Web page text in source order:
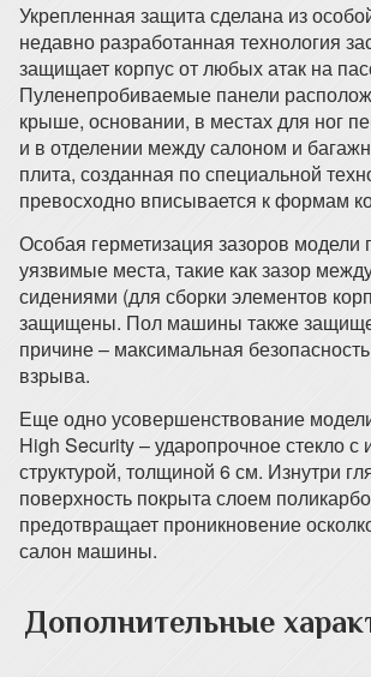
Укрепленная защита сделана из
недавно разработанная технология
защищает корпус от любых атак на
Пуленепробиваемые панели
крыше, основании, в местах для ног
и в отделении между салоном и
плита, созданная по специальной
превосходно вписывается к формам
Особая герметизация зазоров модели
уязвимые места, такие как зазор
сидениями (для сборки элементов
защищены. Пол машины также
причине – максимальная
взрыва.
Еще одно усовершенствование
High Security – ударопрочное стекло с
структурой, толщиной 6 см. Изнутри
поверхность покрыта слоем
предотвращает проникновение
салон машины.
Дополнительные